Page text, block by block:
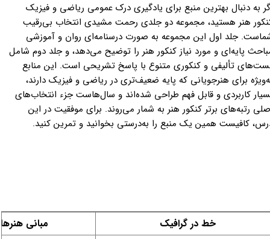
به دنبال بهترین منبع برای یادگیری درک عمومی ریاضی و فیزیک
هنر هستید، مجموعه دو جلدی رحمت مشیدی انتخاب بی‌رقیب
جلد اول این مجموعه به صورت درسنامه‌ای روان و آموزشی
پایه‌ای و مورد نیاز کنکور هنر را توضیح می‌دهد، و جلد دوم شامل
تألیفی و کنکوری متنوع با پاسخ تشریحی است. این منابع
برای هنرجویانی که پایه ضعیف‌تری در ریاضی و فیزیک دارند،
کاربردی و قابل فهم طراحی شده‌اند و سال‌هاست جزء انتخاب‌های
رتبه‌های برتر کنکور هنر به شمار می‌روند. برای موفقیت در این
کافیست همین یک منبع را به‌درستی بخوانید و تمرین کنید.
خط در گرافیک مبانی